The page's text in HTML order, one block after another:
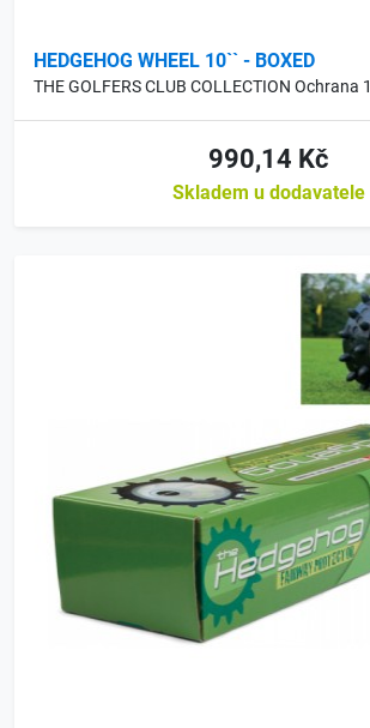
HEDGEHOG WHEEL 10`` - BOXED
THE GOLFERS CLUB COLLECTION Ochrana
990,14 Kč
Skladem u dodavatele